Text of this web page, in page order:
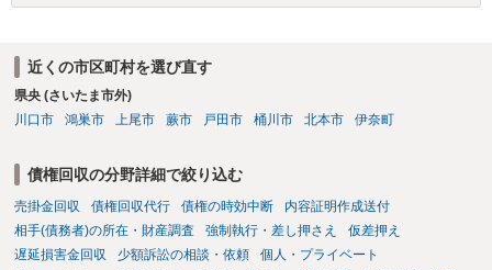
い可能性もありますし、執行官送達には費用もかかりますので、まず
近くの市区町村を選び直す
県央 (さいたま市外)
川口市
鴻巣市 上尾市 蕨市 戸田市 桶川市 北本市 伊奈町
債権回収の分野詳細で絞り込む
売掛金回収 債権回収代行 債権の時効中断
内容証明作成送付
相手(債務者)の所在・財産調査
強制執行・差し押さえ
仮差押え
遅延損害金回収
少額訴訟の相談・依頼
個人・プライベート